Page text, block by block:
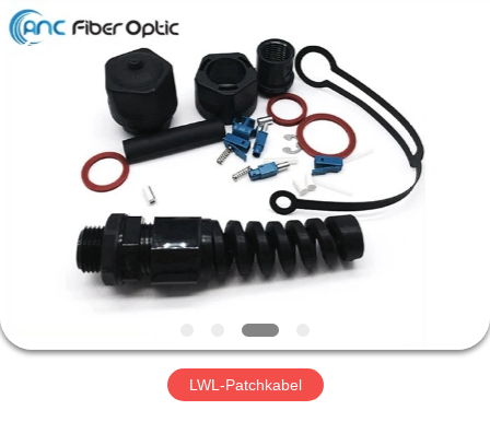
PRODUKTE
ÜBER
FABRIK-
2019
2024
ancfiberoptic.com.
LWL-Patchkabel